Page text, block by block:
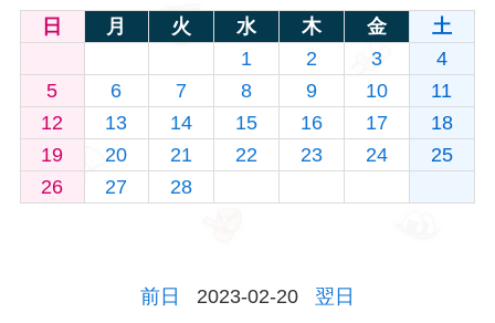
日 月 火 水 木 金
土
1
2 3
4
5
6 7 8 9 10
11
12
13 14 15 16 17
18
19
20 21 22 23 24
25
26
27 28
前日 2023-02-20 翌日